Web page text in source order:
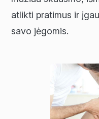
atlikti pratimus ir
savo jėgomis.